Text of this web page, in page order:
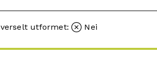
utformet: Nei